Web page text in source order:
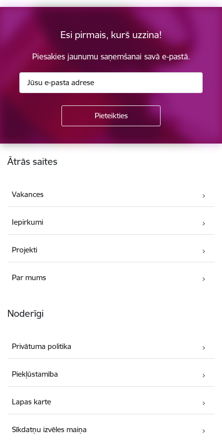
Esi pirmais, kurš uzzina!
Piesakies jaunumu saņemšanai savā e-pastā.
Kājene
Ātrās saites
Vakances
Iepirkumi
Projekti
Par mums
Noderīgi
Privātuma politika
Piekļūstamība
Lapas karte
Sīkdatņu izvēles maiņa